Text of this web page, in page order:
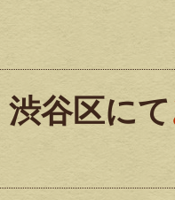
渋谷区にて